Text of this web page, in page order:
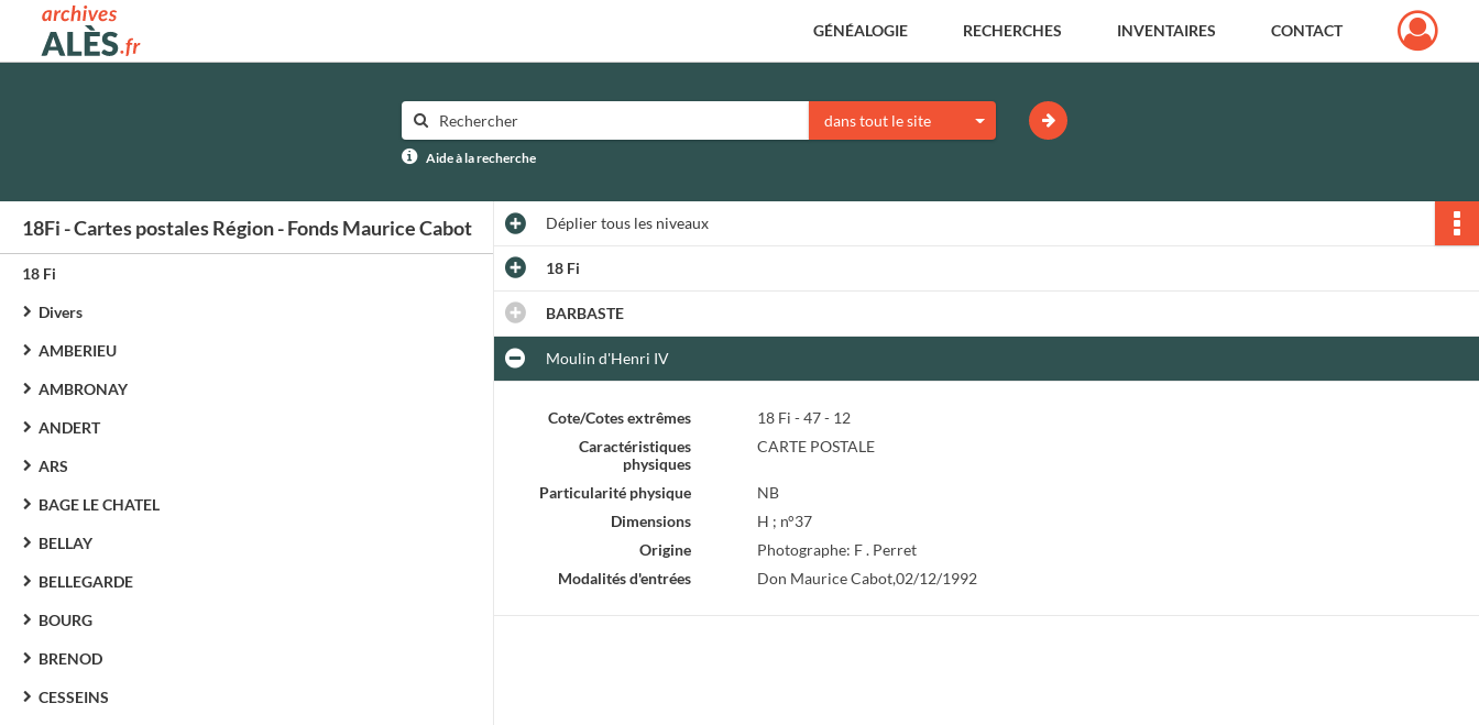
Archives municipales d'Alès GÉNÉALOGIE RECHERCHES INVENTAIRES CONTACT
dans tout le site
Aide à la recherche
18Fi - Cartes postales Région - Fonds Maurice Cabot
18 Fi
Divers
AMBERIEU
AMBRONAY
ANDERT
ARS
BAGE LE CHATEL
BELLAY
BELLEGARDE
BOURG
BRENOD
CESSEINS
Dépliertous les niveaux
18 Fi
BARBASTE
Moulin d'Henri IV
Cote/Cotes extrêmes
18 Fi - 47 - 12
Caractéristiques
physiques
CARTE POSTALE
Particularité physique
NB
Dimensions
H ; n°37
Origine
Photographe: F . Perret
Modalités d'entrées
Don Maurice Cabot,02/12/1992